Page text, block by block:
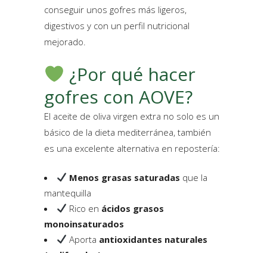
conseguir unos gofres más ligeros,
digestivos y con un perfil nutricional
mejorado.
¿Por qué hacer
gofres con AOVE?
El aceite de oliva virgen extra no solo es un
básico de la dieta mediterránea, también
es una excelente alternativa en repostería:
Menos grasas saturadas que la
mantequilla
Rico en ácidos grasos
monoinsaturados
Aporta antioxidantes naturales